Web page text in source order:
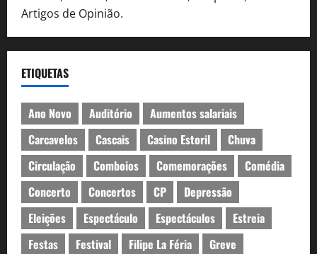
Artigos de Opinião.
ETIQUETAS
Ano Novo Auditório
Aumentos salariais
Carcavelos
Cascais Casino Estoril
Chuva
Circulação
Comboios Comemorações
Comédia
Concerto
Concertos CP
Depressão
Eleições
Espectáculo Espectáculos
Estreia
Festas
Festival Filipe La Féria
Greve